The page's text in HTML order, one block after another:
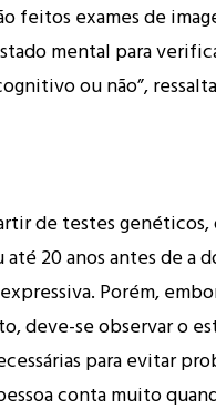
feitos exames de
mental para
ou não”, ressalta
de testes
20 anos antes de a
Porém,
deve-se observar o
para evitar
conta muito